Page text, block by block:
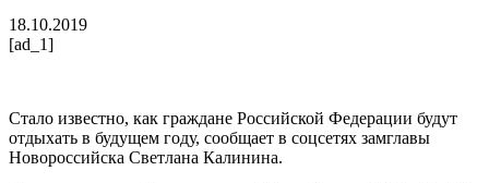
18.10.2019
[ad_1]
Стало известно, как граждане Российской Федерации будут
отдыхать в будущем году, сообщает в соцсетях замглавы
Новороссийска Светлана Калинина.